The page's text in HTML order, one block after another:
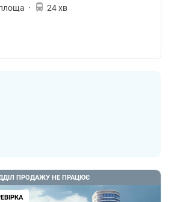
· 24 хв
ПРОДАЖУ НЕ ПРАЦЮЄ